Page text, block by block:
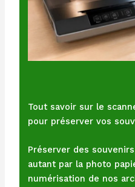
Tout savoir sur le
pour préserver vos
Préserver des
autant par la photo
numérisation de nos